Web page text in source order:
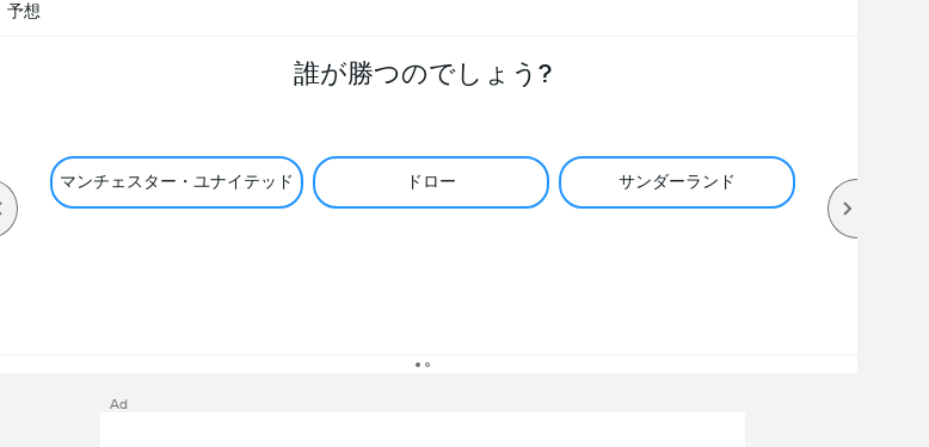
予想
誰が勝つのでしょう?
マンチェスター・ユナイテッド ドロー サンダーランド
Ad